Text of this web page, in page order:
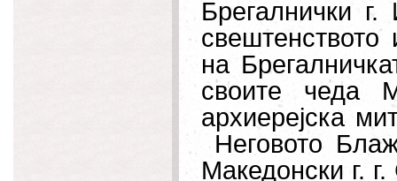
Брегалнички
свештенството
на
своите чеда
архиерејска
Неговото
Македонски г.